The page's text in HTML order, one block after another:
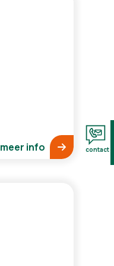
meer info contact